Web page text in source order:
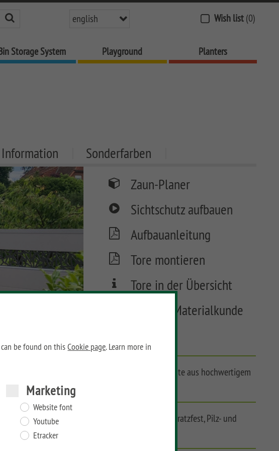
can be found on thisCookie page. Learn more in
Marketing
Website font
Youtube
Etracker
english Wish list (0)
Storage System Playground Planters
Sonderfarben
Zaun-Planer
Sichtschutz aufbauen
Aufbauanleitung
Tore montieren
Tore in der Übersicht
Keramik Materialkunde
Pflegeleichte Elemente aus hochwertigem
UV-beständig, hoch kratzfest, Pilz- und